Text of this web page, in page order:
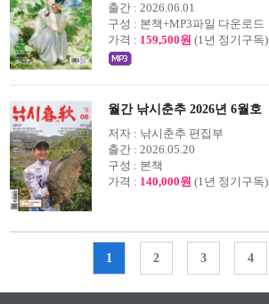
출간 : 2026.06.01
구성 : 본책+MP3파일 다운로드
가격 : 159,500원 (1년 정기구독)
월간 낚시춘추 2026년 6월호
저자 : 낚시춘추 편집부
출간 : 2026.05.20
구성 : 본책
가격 : 140,000원 (1년 정기구독)
1 2 3 4